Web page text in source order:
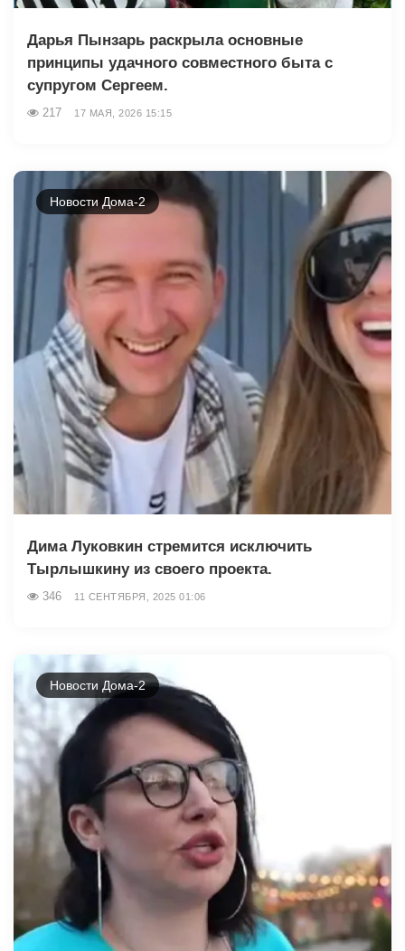
Дарья Пынзарь раскрыла основные
принципы удачного совместного быта с
супругом Сергеем.
217 17 МАЯ, 2026 15:15
Новости Дома-2
Дима Луковкин стремится исключить
Тырлышкину из своего проекта.
346 11 СЕНТЯБРЯ, 2025 01:06
Новости Дома-2